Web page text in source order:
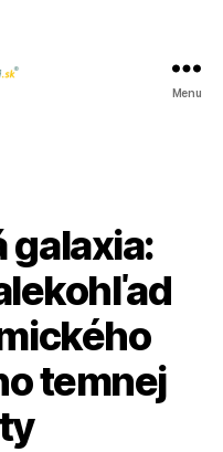
Menu
galaxia:
temnej